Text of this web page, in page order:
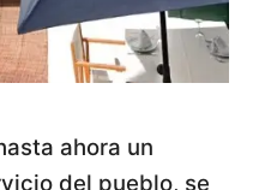
ahora un
del pueblo, se